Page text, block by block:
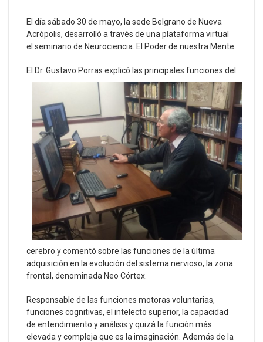
El día sábado 30 de mayo, la sede Belgrano de Nueva
Acrópolis, desarrolló a través de una plataforma virtual
el seminario de Neurociencia. El Poder de nuestra Mente.
El Dr. Gustavo Porras explicó las principales funciones del
cerebro y comentó sobre las funciones de la última
adquisición en la evolución del sistema nervioso, la zona
frontal, denominada Neo Córtex.
Responsable de las funciones motoras voluntarias,
funciones cognitivas, el intelecto superior, la capacidad
de entendimiento y análisis y quizá la función más
elevada y compleja que es la imaginación. Además de la